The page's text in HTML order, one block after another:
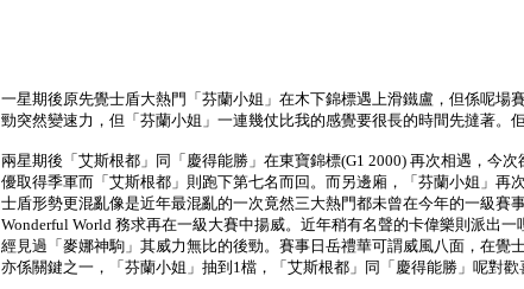
一星期後原先覺士盾大熱門「芬蘭小姐」在木下錦標遇上滑鐵盧，但係呢
勁突然變速力，但「芬蘭小姐」一連幾仗比我的感覺要很長的時間先撻著。
兩星期後「艾斯根都」同「慶得能勝」在東寶錦標(G1 2000) 再次相遇，今
優取得季軍而「艾斯根都」則跑下第七名而回。而另邊廂，「芬蘭小姐」
士盾形勢更混亂像是近年最混亂的一次竟然三大熱門都未曾在今年的一級賽
Wonderful World 務求再在一級大賽中揚威。近年稍有名聲的卡偉樂則派出
經見過「麥娜神駒」其威力無比的後勁。賽事日岳禮華可謂威風八面，在
亦係關鍵之一，「芬蘭小姐」抽到1檔，「艾斯根都」同「慶得能勝」呢對歡